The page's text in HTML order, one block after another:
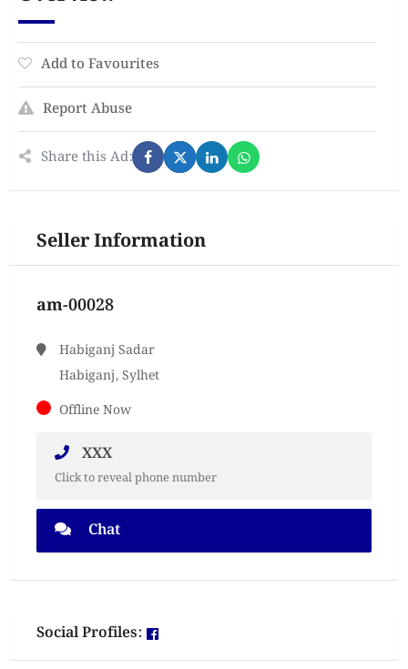
Add to Favourites
Report Abuse
Share this Ad:
Seller Information
am-00028
Habiganj Sadar
Habiganj, Sylhet
Offline Now
XXX
Click to reveal phone number
Chat
Social Profiles: